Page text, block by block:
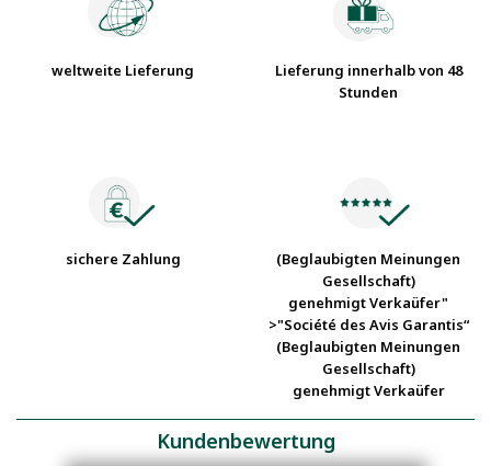
weltweite Lieferung
Lieferung innerhalb von 48
Stunden
sichere Zahlung
(Beglaubigten Meinungen
Gesellschaft)
genehmigt Verkaüfer"
>"Société des Avis Garantis“
(Beglaubigten Meinungen
Gesellschaft)
genehmigt Verkaüfer
Kundenbewertung